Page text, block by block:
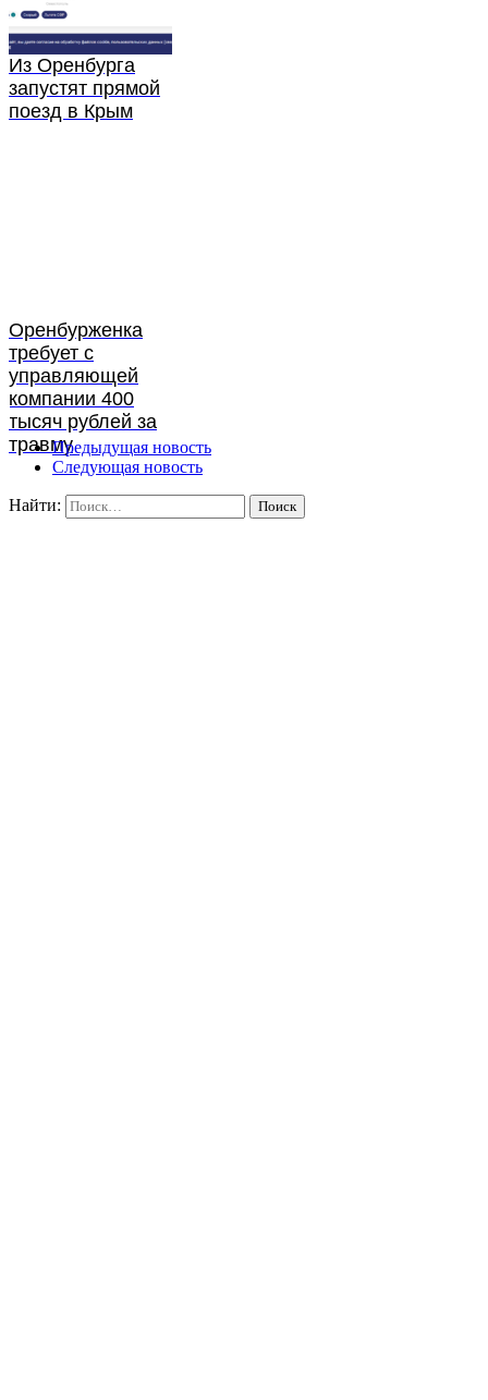
Из Оренбурга
запустят прямой
поезд в Крым
Оренбурженка
требует с
управляющей
компании 400
тысяч рублей за
травмуПредыдущая новость
Следующая новость
Найти: